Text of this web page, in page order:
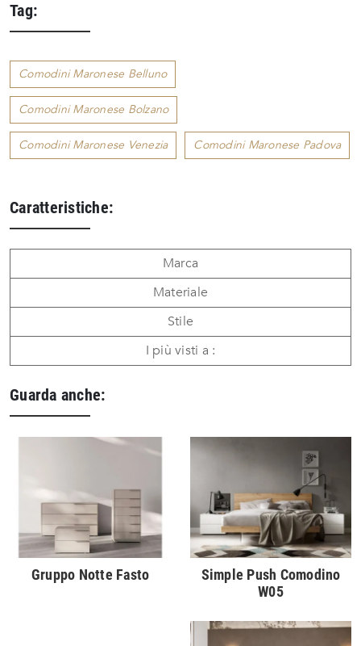
Tag:
Comodini Maronese Belluno
Comodini Maronese Bolzano
Comodini Maronese Venezia Comodini Maronese Padova
Caratteristiche:
Marca
Materiale
Stile
I più visti a :
Guarda anche:
Gruppo Notte Fasto
Simple Push Comodino
W05